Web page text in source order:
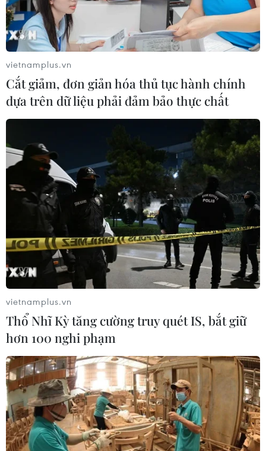
Thành phố Hà Nội ưu tiên thu hút đầu tư
vào công nghiệp hỗ trợ
Hà Nội phấn đấu đến cuối năm 2020 sẽ có khoảng
900 doanh nghiệp hoạt động trong các lĩnh vực công
nghiệp hỗ trợ, trong đó khoảng 400 doanh nghiệp có hệ
Chỉ số sản xuất công nghiệp
5 tháng tăng 9,4%
30/05/2019 02:45
Chỉ số sản xuất công nghiệp 5 tháng năm 2019 tăng
9,4% so với cùng kỳ năm 2018, trong đó ngành công
nghiệp chế biến, chế tạo đóng vai trò chủ chốt.
vietnamplus.vn
Cắt giảm, đơn giản hóa thủ tục hành chính
dựa trên dữ liệu phải đảm bảo thực chất
vietnamplus.vn
Thổ Nhĩ Kỳ tăng cường truy quét IS, bắt giữ
hơn 100 nghi phạm